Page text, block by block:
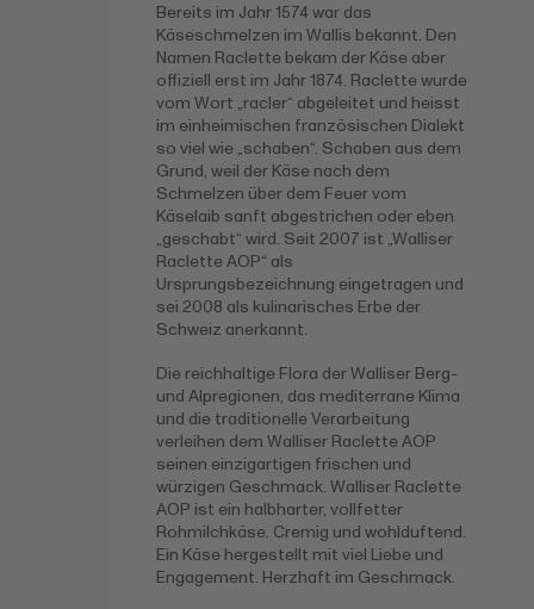
Bereits im Jahr 1574 war das
Käseschmelzen im Wallis bekannt. Den
Namen Raclette bekam der Käse aber
offiziell erst im Jahr 1874. Raclette wurde
vom Wort „racler“ abgeleitet und heisst
im einheimischen französischen Dialekt
so viel wie „schaben“. Schaben aus dem
Grund, weil der Käse nach dem
Schmelzen über dem Feuer vom
Käselaib sanft abgestrichen oder eben
„geschabt“ wird. Seit 2007 ist „Walliser
Raclette AOP“ als
Ursprungsbezeichnung eingetragen und
sei 2008 als kulinarisches Erbe der
Schweiz anerkannt.
Die reichhaltige Flora der Walliser Berg-
und Alpregionen, das mediterrane Klima
und die traditionelle Verarbeitung
verleihen dem Walliser Raclette AOP
seinen einzigartigen frischen und
würzigen Geschmack. Walliser Raclette
AOP ist ein halbharter, vollfetter
Rohmilchkäse. Cremig und wohlduftend.
Ein Käse hergestellt mit viel Liebe und
Engagement. Herzhaft im Geschmack.